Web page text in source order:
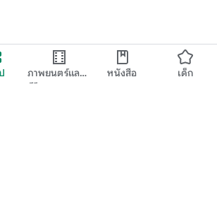
ภาพยนตร์และ
ทีวี
หนังสือ เด็ก